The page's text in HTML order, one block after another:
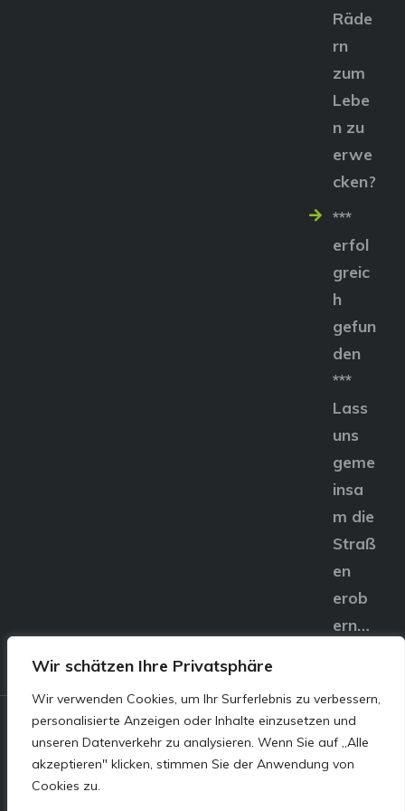
Wir schätzen Ihre Privatsphäre
Wir verwenden Cookies, um Ihr Surferlebnis zu verbessern,
personalisierte Anzeigen oder Inhalte einzusetzen und
unseren Datenverkehr zu analysieren. Wenn Sie auf „Alle
akzeptieren" klicken, stimmen Sie der Anwendung von
Cookies zu.
Räde
rn
zum
Lebe
n zu
erwe
cken?
***
erfol
greic
h
gefun
den
***
Lass
uns
geme
insa
m die
Straß
en
erob
ern…
© E&S Motors GmbH,
Linzer Straße 83 4240
Freistadt